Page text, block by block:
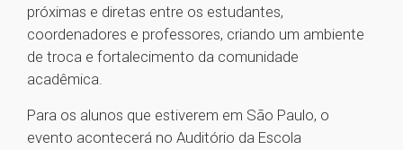
próximas e diretas entre os estudantes,
coordenadores e professores, criando um ambiente
de troca e fortalecimento da comunidade
acadêmica.
Para os alunos que estiverem em São Paulo, o
evento acontecerá no Auditório da Escola